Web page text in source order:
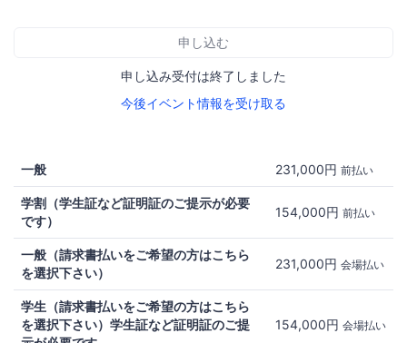
申し込む
申し込み受付は終了しました
今後イベント情報を受け取る
一般 231,000円 前払い
学割（学生証など証明証のご提示が必要
です）
154,000円 前払い
一般（請求書払いをご希望の方はこちら
を選択下さい）
231,000円 会場払い
学生（請求書払いをご希望の方はこちら
を選択下さい）学生証など証明証のご提
154,000円 会場払い